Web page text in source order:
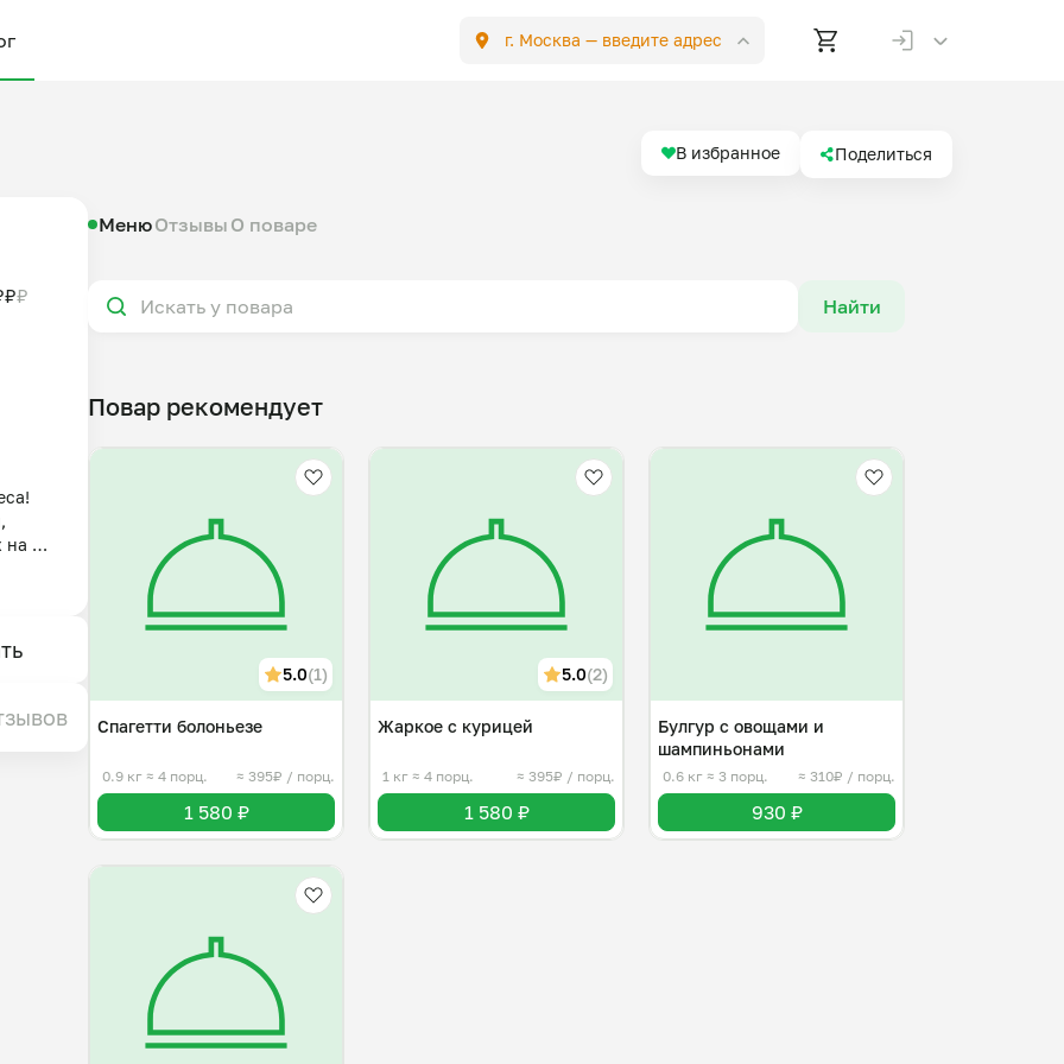
г. Москва — введите адрес
В избранное Поделиться
₽₽
на
су-
МенюОтзывы О поваре
Найти
Повар рекомендует
5.0(1)
Спагетти болоньезе
0.9 кг ≈ 4 порц. ≈ 395₽ / порц.
1 580 ₽
5.0(2)
Жаркое с курицей
1 кг ≈ 4 порц. ≈ 395₽ / порц.
1 580 ₽
Булгур с овощами и
шампиньонами
0.6 кг ≈ 3 порц. ≈ 310₽ / порц.
930 ₽